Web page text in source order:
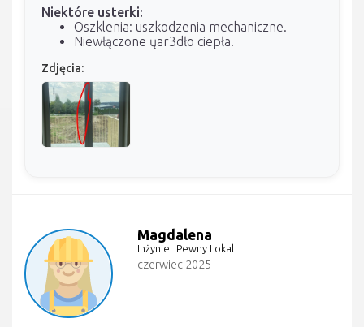
Niektóre usterki:
Oszklenia: uszkodzenia mechaniczne.
Niewłączone ųar3dło ciepła.
Zdjęcia:
Magdalena
Inżynier Pewny Lokal
czerwiec 2025